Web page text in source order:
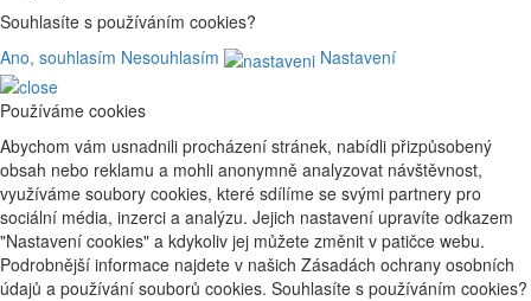
Souhlasíte s používáním cookies?
Ano, souhlasím Nesouhlasím Nastavení
Používáme cookies
Abychom vám usnadnili procházení stránek, nabídli přizpůsobený
obsah nebo reklamu a mohli anonymně analyzovat návštěvnost,
využíváme soubory cookies, které sdílíme se svými partnery pro
sociální média, inzerci a analýzu. Jejich nastavení upravíte odkazem
"Nastavení cookies" a kdykoliv jej můžete změnit v patičce webu.
Podrobnější informace najdete v našich Zásadách ochrany osobních
údajů a používání souborů cookies. Souhlasíte s používáním cookies?